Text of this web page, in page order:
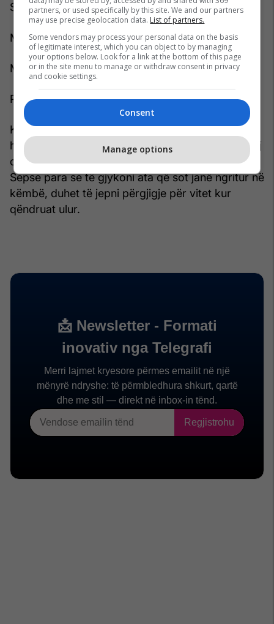
Shqipërinë.
Mos më pyesni kujt partie i përkas.
Mos më kërkoni certifikatë patriotizmi.
Pyeteni veten diçka shumë më të thjeshtë:
Kur Shqipëria po zbrazte shtëpitë e saj, po
humbiste fëmijët e saj, po varfëronte familjet e saj
dhe po vidhte të ardhmen e saj, ku ishit ju?
Sepse para se të gjykoni ata që sot janë ngritur në
këmbë, duhet të jepni përgjigje për vitet kur
qëndruat ulur.
partners, or used specifically by this site. We and our partners
may use precise geolocation data. List of partners.
Some vendors may process your personal data on the basis
of legitimate interest, which you can object to by managing
your options below. Look for a link at the bottom of this page
or in the site menu to manage or withdraw consent in privacy
and cookie settings.
Consent
Manage options